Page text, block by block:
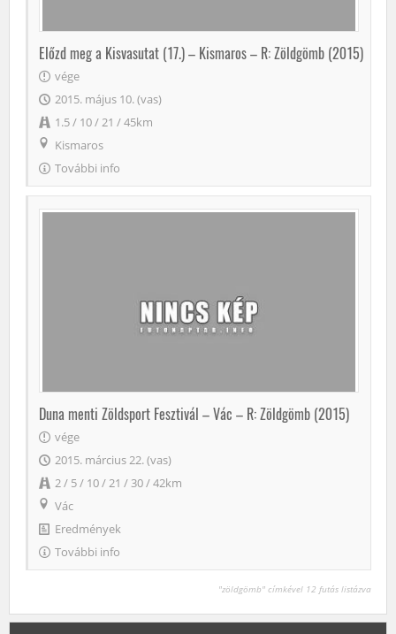
Előzd meg a Kisvasutat (17.) – Kismaros – R: Zöldgömb (2015)
vége
2015. május 10. (vas)
1.5 / 10 / 21 / 45km
Kismaros
További info
Duna menti Zöldsport Fesztivál – Vác – R: Zöldgömb (2015)
vége
2015. március 22. (vas)
2 / 5 / 10 / 21 / 30 / 42km
Vác
Eredmények
További info
"zöldgömb" címkével 12 futás listázva